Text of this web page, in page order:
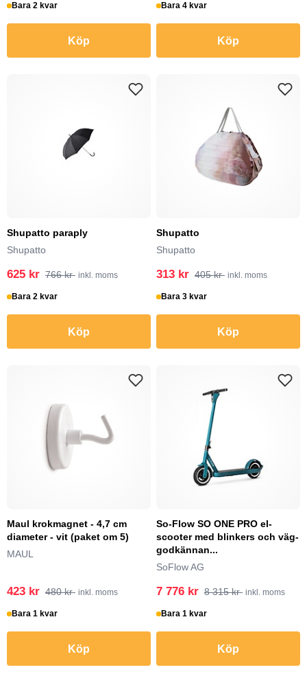
Bara 2 kvar
Köp
Bara 4 kvar
Köp
Shupatto paraply
Shupatto
625 kr 766 kr inkl. moms
Bara 2 kvar
Köp
Shupatto
Shupatto
313 kr 405 kr inkl. moms
Bara 3 kvar
Köp
Maul krokmagnet - 4,7 cm
diameter - vit (paket om 5)
MAUL
423 kr 480 kr inkl. moms
Bara 1 kvar
Köp
So-Flow SO ONE PRO el-
scooter med blinkers och väg-
godkännan...
SoFlow AG
7 776 kr 8 315 kr inkl. moms
Bara 1 kvar
Köp